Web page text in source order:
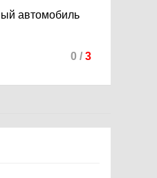
автомобиль
0 / 3